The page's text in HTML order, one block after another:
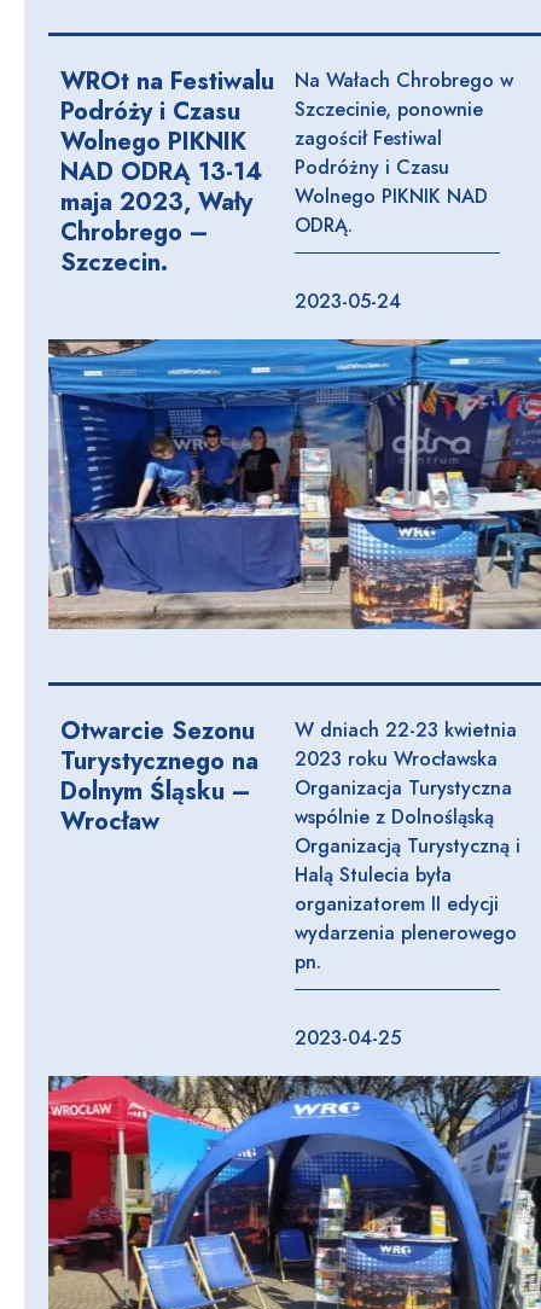
WROt na Festiwalu
Podróży i Czasu
Wolnego PIKNIK
NAD ODRĄ 13-14
maja 2023, Wały
Chrobrego –
Szczecin.
Na Wałach Chrobrego w
Szczecinie, ponownie
zagościł Festiwal
Podróżny i Czasu
Wolnego PIKNIK NAD
ODRĄ.
2023-05-24
Otwarcie Sezonu
Turystycznego na
Dolnym Śląsku –
Wrocław
W dniach 22-23 kwietnia
2023 roku Wrocławska
Organizacja Turystyczna
wspólnie z Dolnośląską
Organizacją Turystyczną i
Halą Stulecia była
organizatorem II edycji
wydarzenia plenerowego
pn.
2023-04-25